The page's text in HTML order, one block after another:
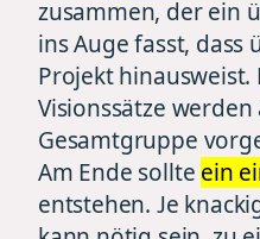
zusammen, der ein
ins Auge fasst, dass
Projekt
Visionssätze
Gesamtgruppe
Am Ende sollte ein
entstehen. Je